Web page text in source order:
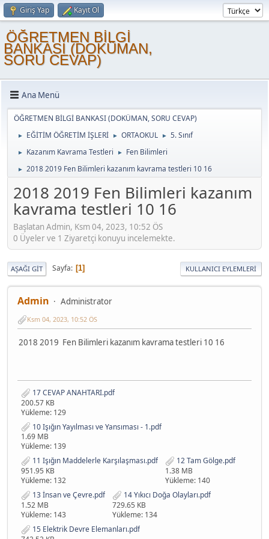
Giriş Yap Kayıt Ol
ÖĞRETMEN BİLGİ
BANKASI (DOKÜMAN,
SORU CEVAP)
Ana Menü
ÖĞRETMEN BİLGİ BANKASI (DOKÜMAN, SORU CEVAP)
► EĞİTİM ÖĞRETİM İŞLERİ ► ORTAOKUL ► 5. Sınıf
► Kazanım Kavrama Testleri ► Fen Bilimleri
► 2018 2019 Fen Bilimleri kazanım kavrama testleri 10 16
2018 2019 Fen Bilimleri kazanım
kavrama testleri 10 16
Başlatan Admin, Ksm 04, 2023, 10:52 ÖS
0 Üyeler ve 1 Ziyaretçi konuyu incelemekte.
AŞAĞI GIT Sayfa 1 KULLANICI EYLEMLERI
Admin Administrator
Ksm 04, 2023, 10:52 ÖS
2018 2019 Fen Bilimleri kazanım kavrama testleri 10 16
17 CEVAP ANAHTARI.pdf
200.57 KB
Yükleme: 129
10 Işığın Yayılması ve Yansıması - 1.pdf
1.69 MB
Yükleme: 139
11 Işığın Maddelerle Karşılaşması.pdf
951.95 KB
Yükleme: 132
12 Tam Gölge.pdf
1.38 MB
Yükleme: 140
13 İnsan ve Çevre.pdf
1.52 MB
Yükleme: 143
14 Yıkıcı Doğa Olayları.pdf
729.65 KB
Yükleme: 134
15 Elektrik Devre Elemanları.pdf